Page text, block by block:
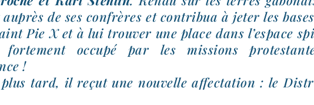
auprès de ses confrères et contri­bua à jeter les
Pie X et à lui trou­ver une place dans l’espace
for­te­ment occu­pé par les mis­sions
!
tard, il reçut une nou­velle affec­ta­tion : le